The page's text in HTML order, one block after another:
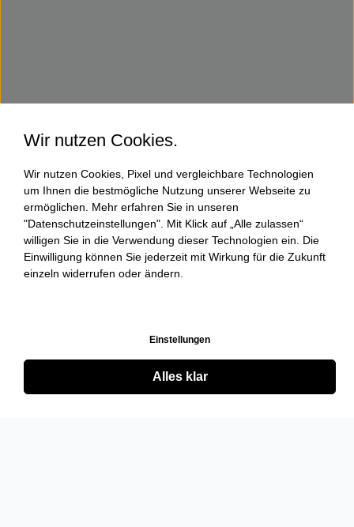
Wir nutzen Cookies.
Wir nutzen Cookies, Pixel und vergleichbare Technologien
um Ihnen die bestmögliche Nutzung unserer Webseite zu
ermöglichen. Mehr erfahren Sie in unseren
"Datenschutzeinstellungen". Mit Klick auf „Alle zulassen“
willigen Sie in die Verwendung dieser Technologien ein. Die
Einwilligung können Sie jederzeit mit Wirkung für die Zukunft
einzeln widerrufen oder ändern.
Einstellungen
Alles klar